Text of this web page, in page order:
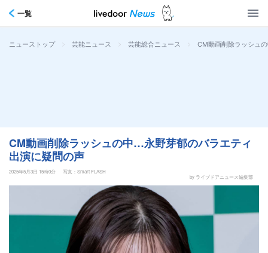
一覧
ニューストップ > 芸能ニュース > 芸能総合ニュース > CM動画削除ラッシュ
CM動画削除ラッシュの中…永野芽郁のバラエティ
出演に疑問の声
2025年5月3日 15時0分
写真：Smart FLASH
by ライブドアニュース編集部